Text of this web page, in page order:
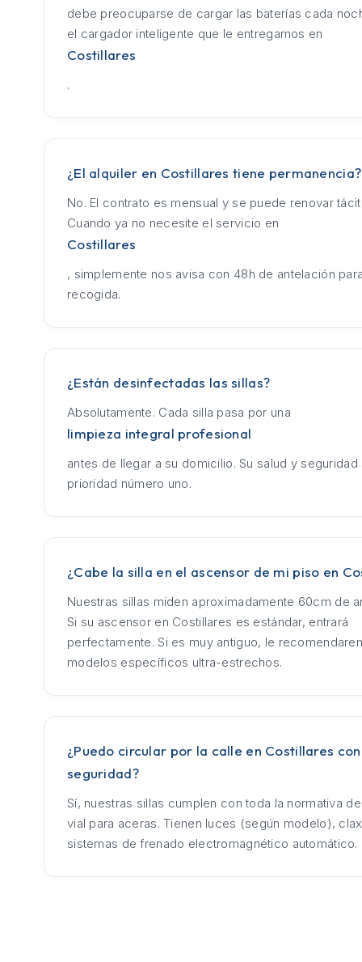
debe preocuparse de cargar las baterías cada
el cargador inteligente que le entregamos en
Costillares
.
¿El alquiler en Costillares tiene permanencia?
No. El contrato es mensual y se puede renovar
Cuando ya no necesite el servicio en
Costillares
, simplemente nos avisa con 48h de antelación
recogida.
¿Están desinfectadas las sillas?
Absolutamente. Cada silla pasa por una
limpieza integral profesional
antes de llegar a su domicilio. Su salud y seguridad
prioridad número uno.
¿Cabe la silla en el ascensor de mi piso en
Nuestras sillas miden aproximadamente 60cm de
Si su ascensor en Costillares es estándar, entrará
perfectamente. Si es muy antiguo, le
modelos específicos ultra-estrechos.
¿Puedo circular por la calle en Costillares
seguridad?
Sí, nuestras sillas cumplen con toda la normativa
vial para aceras. Tienen luces (según modelo),
sistemas de frenado electromagnético automático.